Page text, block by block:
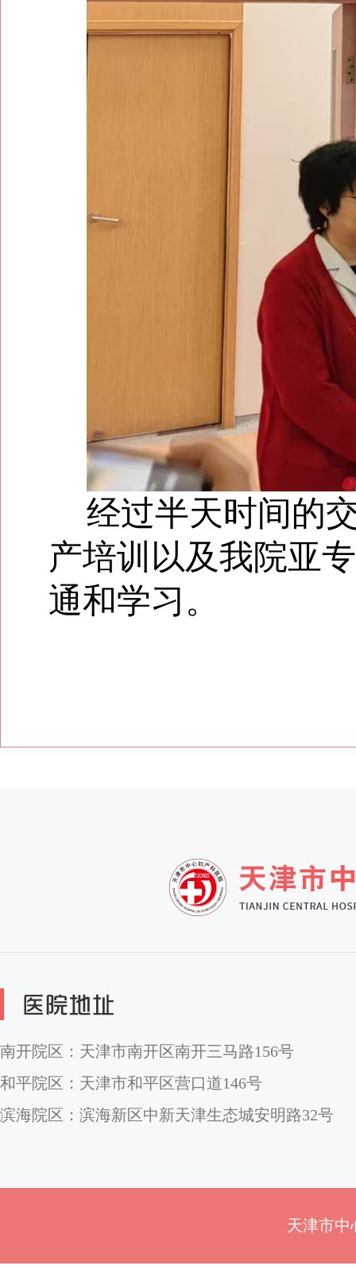
经过半天时间的
产培训以及我院亚
通和学习。
南开院区：天津市南开区南开三马路156号
和平院区：天津市和平区营口道146号
滨海院区：滨海新区中新天津生态城安明路32号
天津市中